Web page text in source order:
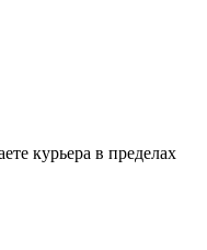
курьера в пределах